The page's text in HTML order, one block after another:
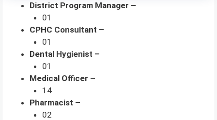
District Program Manager –
01
CPHC Consultant –
01
Dental Hygienist –
01
Medical Officer –
14
Pharmacist –
02